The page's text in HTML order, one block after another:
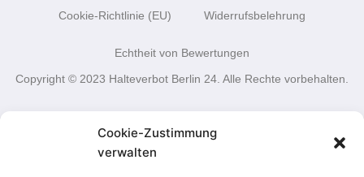
Cookie-Zustimmung
verwalten
Cookie-Richtlinie (EU) Widerrufsbelehrung
Echtheit von Bewertungen
Copyright © 2023 Halteverbot Berlin 24. Alle Rechte vorbehalten.
Halteverbot Berlin beantragen Parkverbot Umzug Berlin